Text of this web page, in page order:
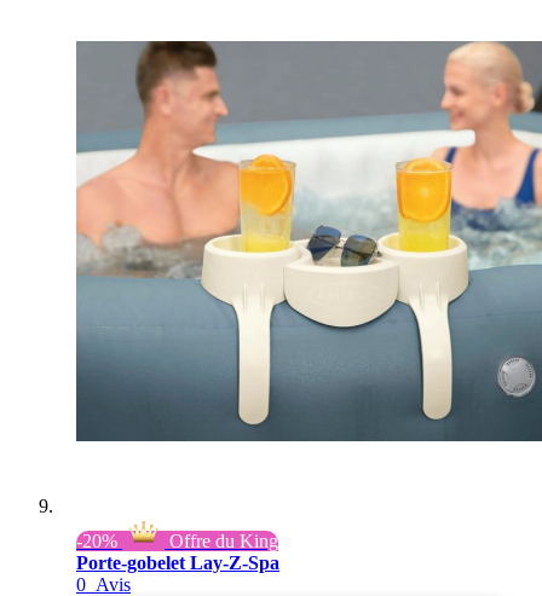
-20%
Offre du King
Porte-gobelet Lay-Z-Spa
0 Avis